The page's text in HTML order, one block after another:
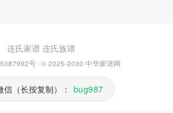
连氏家谱 连氏族谱
号· © 2025-2030 中华家谱网
信（长按复制）： bug987